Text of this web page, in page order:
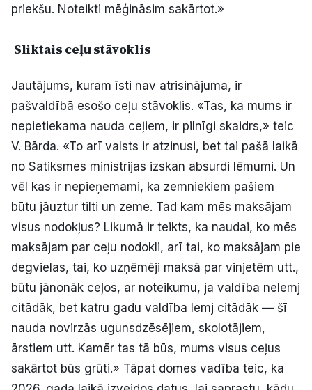
priekšu. Noteikti mēģināsim sakārtot.»
Sliktais ceļu stāvoklis
Jautājums, kuram īsti nav atrisinājuma, ir
pašvaldībā esošo ceļu stāvoklis. «Tas, ka mums ir
nepietiekama nauda ceļiem, ir pilnīgi skaidrs,» teic
V. Bārda. «To arī valsts ir atzinusi, bet tai pašā laikā
no Satiksmes ministrijas izskan absurdi lēmumi. Un
vēl kas ir nepieņemami, ka zemniekiem pašiem
būtu jāuztur tilti un zeme. Tad kam mēs maksājam
visus nodokļus? Likumā ir teikts, ka naudai, ko mēs
maksājam par ceļu nodokli, arī tai, ko maksājam pie
degvielas, tai, ko uzņēmēji maksā par vinjetēm utt.,
būtu jānonāk ceļos, ar noteikumu, ja valdība nelemj
citādāk, bet katru gadu valdība lemj citādāk — šī
nauda novirzās ugunsdzēsējiem, skolotājiem,
ārstiem utt. Kamēr tas tā būs, mums visus ceļus
sakārtot būs grūti.» Tāpat domes vadība teic, ka